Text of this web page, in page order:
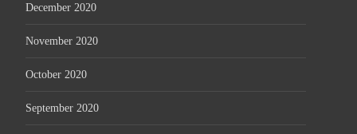
December 2020
November 2020
October 2020
September 2020